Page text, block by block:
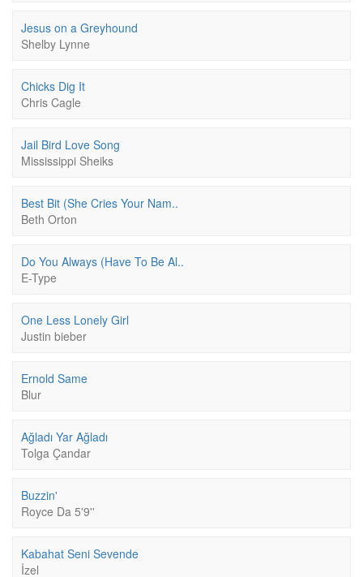
Jesus on a Greyhound
Shelby Lynne
Chicks Dig It
Chris Cagle
Jail Bird Love Song
Mississippi Sheiks
Best Bit (She Cries Your Nam..
Beth Orton
Do You Always (Have To Be Al..
E-Type
One Less Lonely Girl
Justin bieber
Ernold Same
Blur
Ağladı Yar Ağladı
Tolga Çandar
Buzzin'
Royce Da 5'9''
Kabahat Seni Sevende
İzel